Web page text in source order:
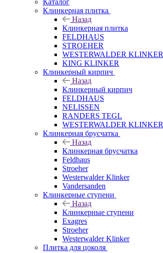
Каталог
Клинкерная плитка
Назад
Клинкерная плитка
FELDHAUS
STROEHER
WESTERWALDER KLINKER
KING KLINKER
Клинкерный кирпич
Назад
Клинкерный кирпич
FELDHAUS
NELISSEN
RANDERS TEGL
WESTERWALDER KLINKER
Клинкерная брусчатка
Назад
Клинкерная брусчатка
Feldhaus
Stroeher
Westerwalder Klinker
Vandersanden
Клинкерные ступени
Назад
Клинкерные ступени
Exagres
Stroeher
Westerwalder Klinker
Плитка для цоколя